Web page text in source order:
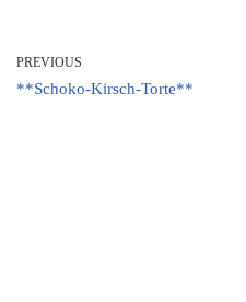
PREVIOUS
**Schoko-Kirsch-Torte**